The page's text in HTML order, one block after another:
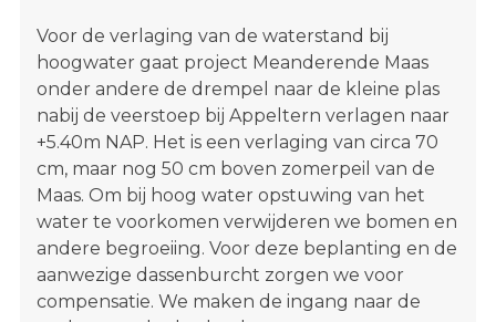
Voor de verlaging van de waterstand bij
hoogwater gaat project Meanderende Maas
onder andere de drempel naar de kleine plas
nabij de veerstoep bij Appeltern verlagen naar
+5.40m NAP. Het is een verlaging van circa 70
cm, maar nog 50 cm boven zomerpeil van de
Maas. Om bij hoog water opstuwing van het
water te voorkomen verwijderen we bomen en
andere begroeiing. Voor deze beplanting en de
aanwezige dassenburcht zorgen we voor
compensatie. We maken de ingang naar de